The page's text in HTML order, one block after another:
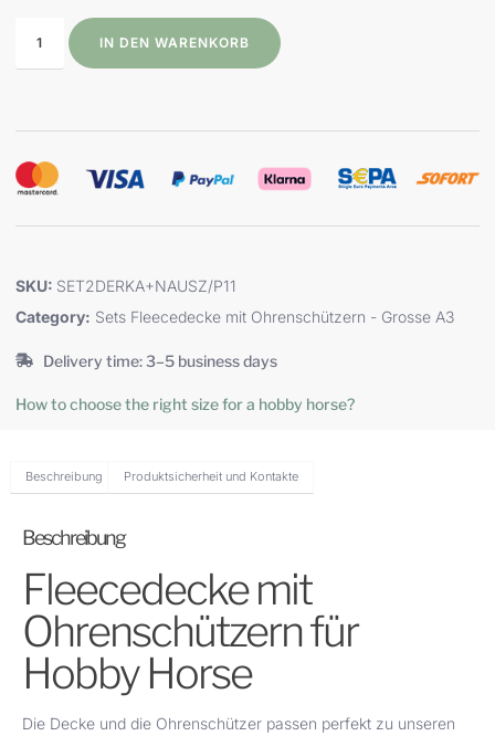
IN DEN WARENKORB
SKU: SET2DERKA+NAUSZ/P11
Category: Sets Fleecedecke mit Ohrenschützern - Grosse A3
Delivery time: 3–5 business days
How to choose the right size for a hobby horse?
Beschreibung Produktsicherheit und Kontakte
Beschreibung
Fleecedecke mit
Ohrenschützern für
Hobby Horse
Die Decke und die Ohrenschützer passen perfekt zu unseren